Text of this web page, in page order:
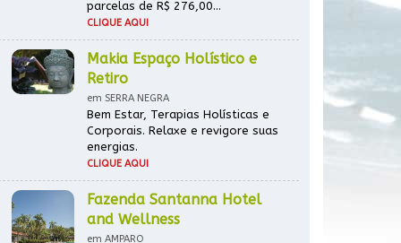
parcelas de R$ 276,00...
CLIQUE AQUI
Makia Espaço Holístico e
Retiro
em SERRA NEGRA
Bem Estar, Terapias Holísticas e
Corporais. Relaxe e revigore suas
energias.
CLIQUE AQUI
Fazenda Santanna Hotel
and Wellness
em AMPARO